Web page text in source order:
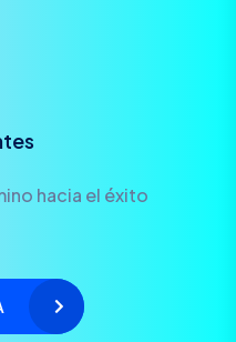
hacia el éxito